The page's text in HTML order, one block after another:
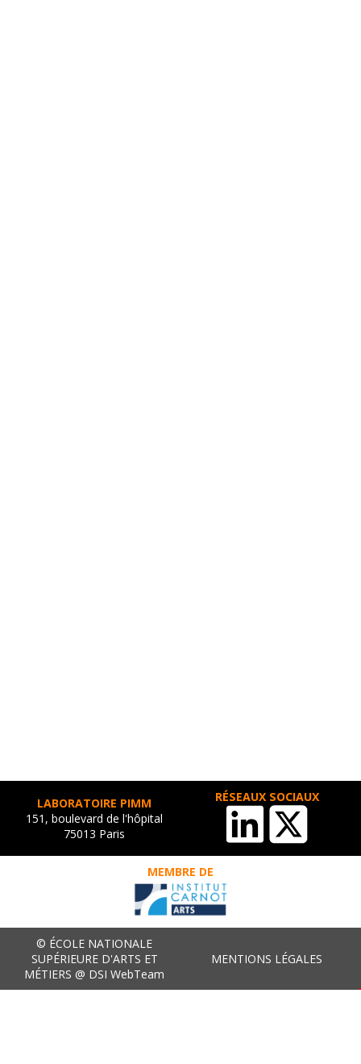
LABORATOIRE PIMM
151, boulevard de l'hôpital
75013 Paris
RÉSEAUX SOCIAUX
MEMBRE DE
© ÉCOLE NATIONALE
SUPÉRIEURE D'ARTS ET
MÉTIERS @ DSI WebTeam
MENTIONS LÉGALES